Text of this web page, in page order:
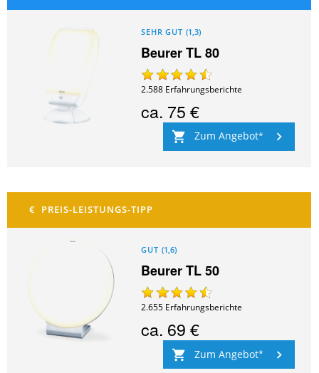
SEHR GUT (1,3)
Beurer TL 80
2.588 Erfahrungsberichte
ca. 75 €
Zum Angebot
GUT (1,6)
Beurer TL 50
2.655 Erfahrungsberichte
ca. 69 €
Zum Angebot